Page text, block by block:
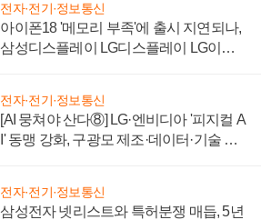
전자·전기·정보통신
아이폰18 '메모리 부족'에 출시 지연되나,
삼성디스플레이 LG디스플레이 LG이노
전자·전기·정보통신
[AI 뭉쳐야 산다⑧] LG·엔비디아 '피지컬 A
I' 동맹 강화, 구광모 제조·데이터·기술 결
전자·전기·정보통신
삼성전자 넷리스트와 특허분쟁 매듭, 5년